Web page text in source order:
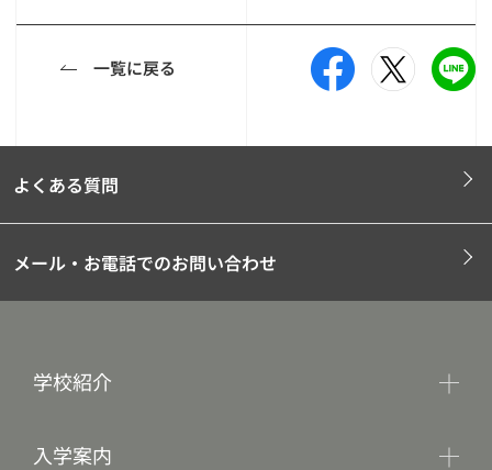
一覧に戻る
よくある質問
メール・お電話でのお問い合わせ
学校紹介
入学案内